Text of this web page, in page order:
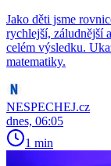
Jako děti jsme
rychlejší, záludnější
celém výsledku.
matematiky.
NESPECHEJ.cz
dnes, 06:05
1 min